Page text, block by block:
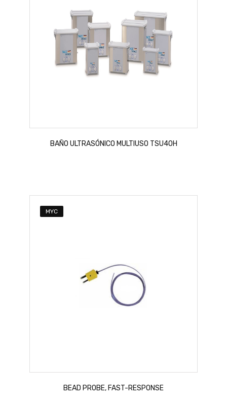
BAÑO ULTRASÓNICO MULTIUSO TSU40H
MYC
BEAD PROBE, FAST-RESPONSE